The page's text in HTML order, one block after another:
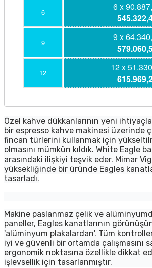
6
6 x
9
9 x
12
12 x
Özel kahve dükkanlarının yeni
bir espresso kahve makinesi üzerinde
fincan türlerini kullanmak için
olmasını mümkün kıldık. White Eagle
arasındaki ilişkiyi teşvik eder. Mimar
yüksekliğinde bir üründe Eagles
tasarladı.
Makine paslanmaz çelik ve
paneller, Eagles kanatlarının
'alüminyum plakalardan'. Tüm
iyi ve güvenli bir ortamda çalışmasını
ergonomik noktasına özellikle dikkat
işlevsellik için tasarlanmıştır.